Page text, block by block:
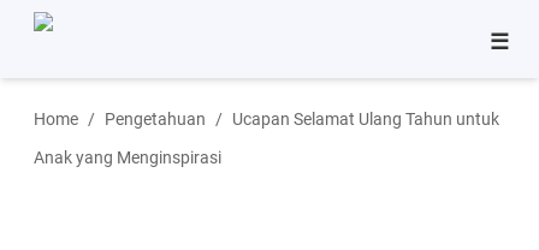
☰
Bisnis
Pinjaman
Home Pengetahuan
Ucapan Selamat Ulang Tahun untuk
Anak yang Menginspirasi